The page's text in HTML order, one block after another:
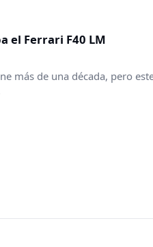
el Ferrari F40 LM
más de una década, pero